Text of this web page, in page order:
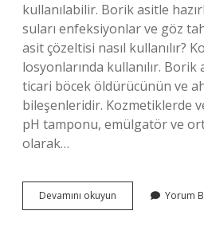
kullanılabilir. Borik asitle
suları enfeksiyonlar ve göz
asit çözeltisi nasıl kullanılır?
losyonlarında kullanılır.
ticari böcek öldürücünün ve
bileşenleridir. Kozmetiklerde
pH tamponu, emülgatör ve
olarak…
Devamını okuyun
Asit
Yorum